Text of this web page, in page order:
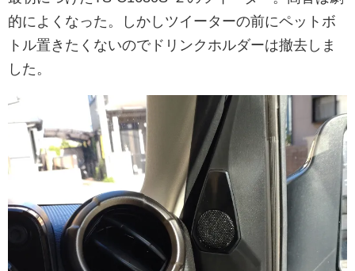
的によくなった。しかしツイーターの前にペットボ
トル置きたくないのでドリンクホルダーは撤去しま
した。